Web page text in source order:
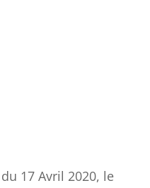
17 Avril 2020, le